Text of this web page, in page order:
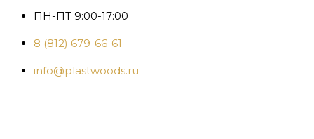
ПН-ПТ 9:00-17:00
8 (812) 679-66-61
info@plastwoods.ru